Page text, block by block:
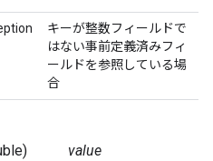
キーが整数フィールドで
はない事前定義済みフィ
ールドを参照している場
合
value